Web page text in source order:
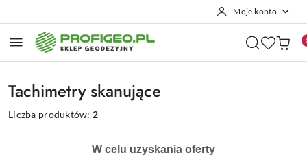
Moje konto
Tachimetry skanujące
Liczba produktów: 2
W celu uzyskania oferty